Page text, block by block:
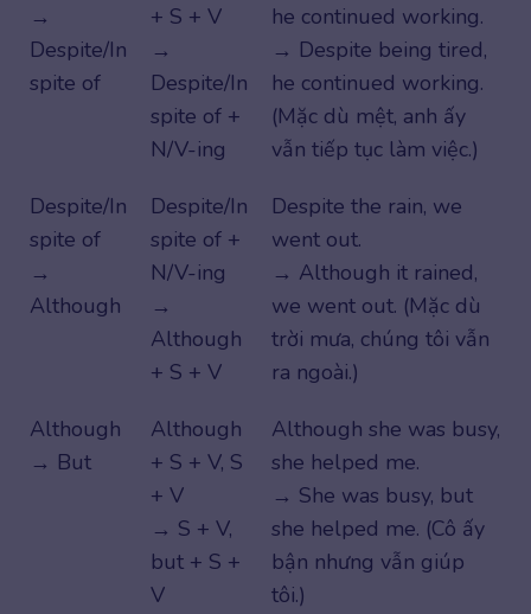
→
Despite/In
spite of
+ S + V
→
Despite/In
spite of +
N/V-ing
he continued working.
→ Despite being tired,
he continued working.
(Mặc dù mệt, anh ấy
vẫn tiếp tục làm việc.)
Despite/In
spite of
→
Although
Despite/In
spite of +
N/V-ing
→
Although
+ S + V
Despite the rain, we
went out.
→ Although it rained,
we went out. (Mặc dù
trời mưa, chúng tôi vẫn
ra ngoài.)
Although
→ But
Although
+ S + V, S
+ V
→ S + V,
but + S +
V
Although she was busy,
she helped me.
→ She was busy, but
she helped me. (Cô ấy
bận nhưng vẫn giúp
tôi.)